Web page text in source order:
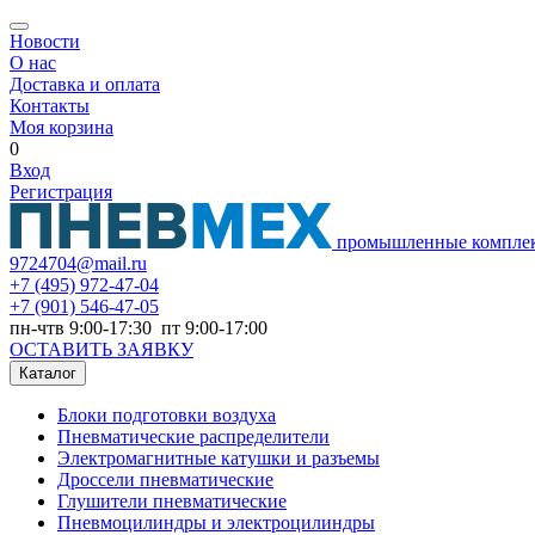
Новости
О нас
Доставка и оплата
Контакты
Моя корзина
0
Вход
Регистрация
промышленные
9724704@mail.ru
+7 (495) 972-47-04
+7 (901) 546-47-05
пн-чтв 9:00-17:30 пт 9:00-17:00
ОСТАВИТЬ ЗАЯВКУ
Каталог
Блоки подготовки воздуха
Пневматические распределители
Электромагнитные катушки и разъемы
Дроссели пневматические
Глушители пневматические
Пневмоцилиндры и электроцилиндры